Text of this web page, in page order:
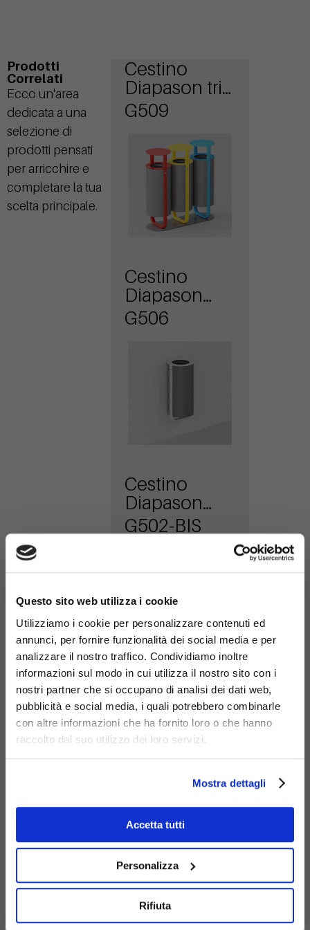
Questo sito web utilizza i cookie
Utilizziamo i cookie per personalizzare contenuti ed
annunci, per fornire funzionalità dei social media e per
analizzare il nostro traffico. Condividiamo inoltre
informazioni sul modo in cui utilizza il nostro sito con i
nostri partner che si occupano di analisi dei dati web,
pubblicità e social media, i quali potrebbero combinarle
con altre informazioni che ha fornito loro o che hanno
raccolto dal suo utilizzo dei loro servizi.
Mostra dettagli
Accetta tutti
Personalizza
Rifiuta
Prodotti
Correlati
Ecco un'area
dedicata a una
selezione di
prodotti pensati
per arricchire e
completare la tua
scelta principale.
Cestino
Diapason tris
con
G509
Cestino
Diapason
attacco a
G506
Cestino
Diapason
antiterrorismo
con
G502-BIS
Cestino
Diapason tris
antiterrorismo
G507
Cestino
Diapason